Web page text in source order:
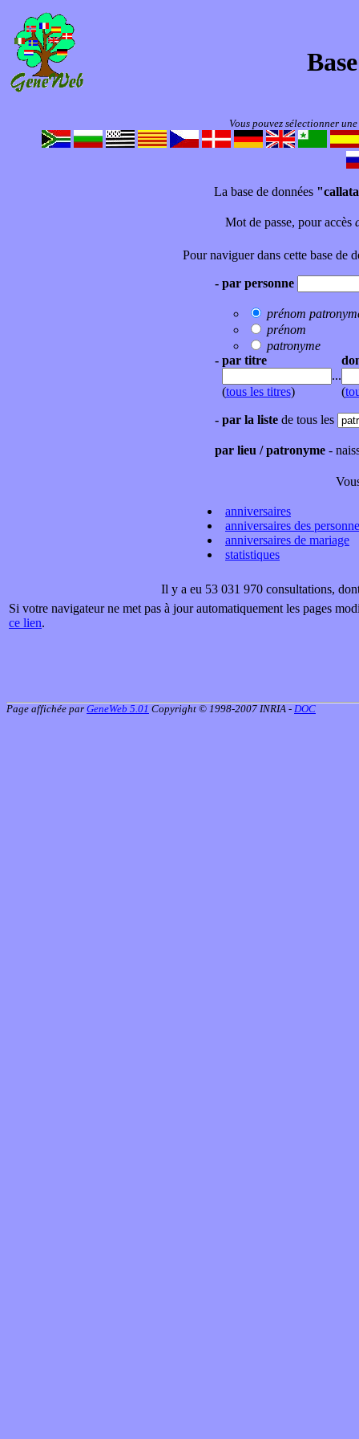
Vous pouvez sélectionner
La base de données
Mot de passe, pour accès
Pour naviguer dans cette base de
- par personne
prénom
prénom
patronyme
- par titre
(tous les titres)
...
(
- par la listede tous les
par lieu / patronyme-
anniversaires
anniversaires des
anniversaires de mariage
statistiques
Il y a eu 53 031 970 consultations,
Si votre navigateur ne met pas à jour automatiquement les pages
ce lien.
Page affichée par GeneWeb 5.01 Copyright © 1998-2007 INRIA - DOC